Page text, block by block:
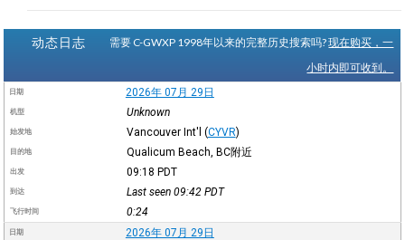
动态日志 需要 C-GWXP 1998年以来的完整历史搜索吗?现在购买，一
小时内即可收到。
日期 2026年 07月 29日
机型 Unknown
始发地 Vancouver Int'l (CYVR)
目的地 Qualicum Beach, BC附近
出发 09:18 PDT
到达 Last seen 09:42 PDT
飞行时间 0:24
日期 2026年 07月 29日